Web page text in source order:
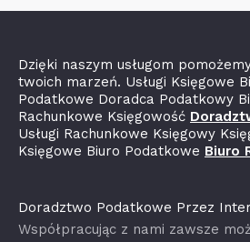
Dzięki naszym usługom
twoich marzeń. Usługi Księgowe
Podatkowe Doradca Podatkowy
Rachunkowe Księgowość
Usługi Rachunkowe Księgowy
Księgowe Biuro Podatkowe Biuro
Doradztwo Podatkowe Przez
Współpracując z nami zawsze